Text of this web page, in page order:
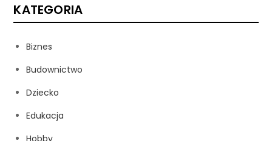
KATEGORIA
Biznes
Budownictwo
Dziecko
Edukacja
Hobby